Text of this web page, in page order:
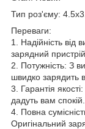
Тип роз'єму:
Переваги:
1. Надійність від
зарядний пристрій
2. Потужність: З
швидко зарядить
3. Гарантія
дадуть вам спокій.
4. Повна
Оригінальний